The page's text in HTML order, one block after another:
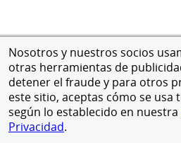
Nosotros y nuestros socios
otras herramientas de
detener el fraude y para otros
este sitio, aceptas cómo se usa
según lo establecido en nuestra
Privacidad.